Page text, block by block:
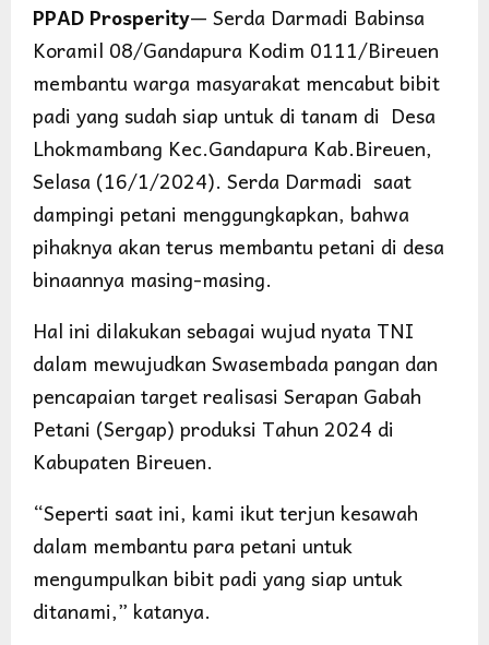
PPAD Prosperity— Serda Darmadi Babinsa
Koramil 08/Gandapura Kodim 0111/Bireuen
membantu warga masyarakat mencabut bibit
padi yang sudah siap untuk di tanam di Desa
Lhokmambang Kec.Gandapura Kab.Bireuen,
Selasa (16/1/2024). Serda Darmadi saat
dampingi petani menggungkapkan, bahwa
pihaknya akan terus membantu petani di desa
binaannya masing-masing.
Hal ini dilakukan sebagai wujud nyata TNI
dalam mewujudkan Swasembada pangan dan
pencapaian target realisasi Serapan Gabah
Petani (Sergap) produksi Tahun 2024 di
Kabupaten Bireuen.
“Seperti saat ini, kami ikut terjun kesawah
dalam membantu para petani untuk
mengumpulkan bibit padi yang siap untuk
ditanami,” katanya.